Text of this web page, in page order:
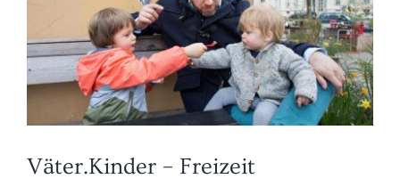
Väter.Kinder – Freizeit